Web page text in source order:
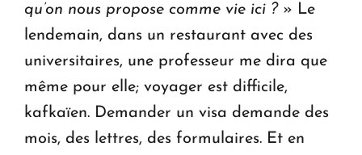
qu’on nous propose comme vie ici ?» Le
lendemain, dans un restaurant avec des
universitaires, une professeur me dira que
même pour elle; voyager est difficile,
kafkaïen. Demander un visa demande des
mois, des lettres, des formulaires. Et en